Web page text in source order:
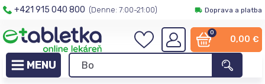
+421 915 040 800 (Denne: 7:00-21:00) Doprava a platba
0
0,00 €